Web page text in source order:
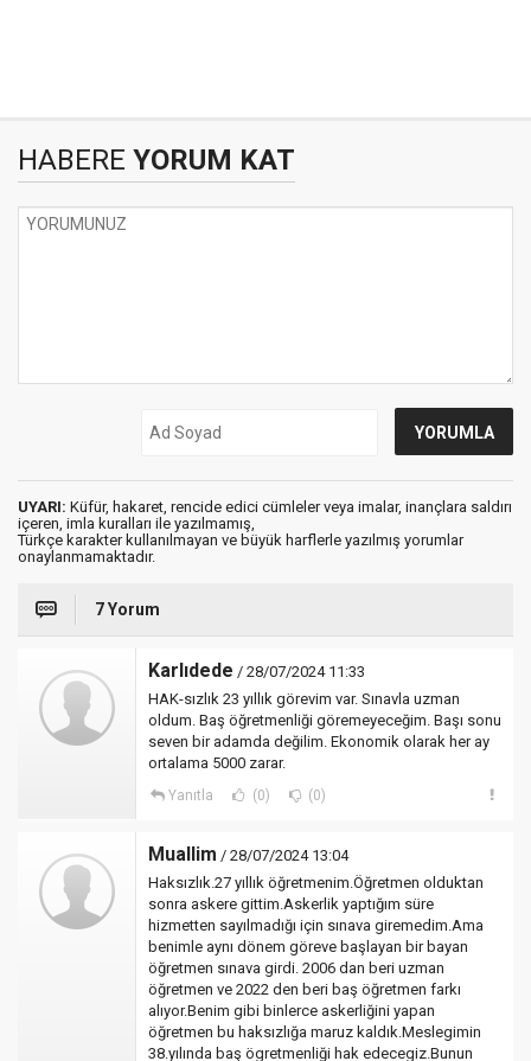
HABERE YORUM KAT
UYARI: Küfür, hakaret, rencide edici cümleler veya imalar, inançlara saldırı
içeren, imla kuralları ile yazılmamış,
Türkçe karakter kullanılmayan ve büyük harflerle yazılmış yorumlar
onaylanmamaktadır.
7 Yorum
Karlıdede / 28/07/2024 11:33
HAK-sızlık 23 yıllık görevim var. Sınavla uzman
oldum. Baş öğretmenliği göremeyeceğim. Başı sonu
seven bir adamda değilim. Ekonomik olarak her ay
ortalama 5000 zarar.
Yanıtla (0) (0)
Muallim / 28/07/2024 13:04
Haksızlık.27 yıllık öğretmenim.Öğretmen olduktan
sonra askere gittim.Askerlik yaptığım süre
hizmetten sayılmadığı için sınava giremedim.Ama
benimle aynı dönem göreve başlayan bir bayan
öğretmen sınava girdi. 2006 dan beri uzman
öğretmen ve 2022 den beri baş öğretmen farkı
alıyor.Benim gibi binlerce askerliğini yapan
öğretmen bu haksızlığa maruz kaldık.Meslegimin
38.yılında baş ögretmenliği hak edecegiz.Bunun